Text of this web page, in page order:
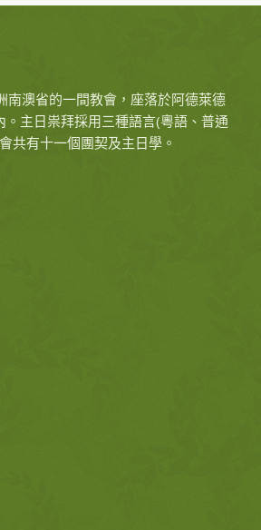
南澳省的一間教會，座落於阿德萊德
。主日祟拜採用三種語言(粵語、普通
共有十一個團契及主日學。